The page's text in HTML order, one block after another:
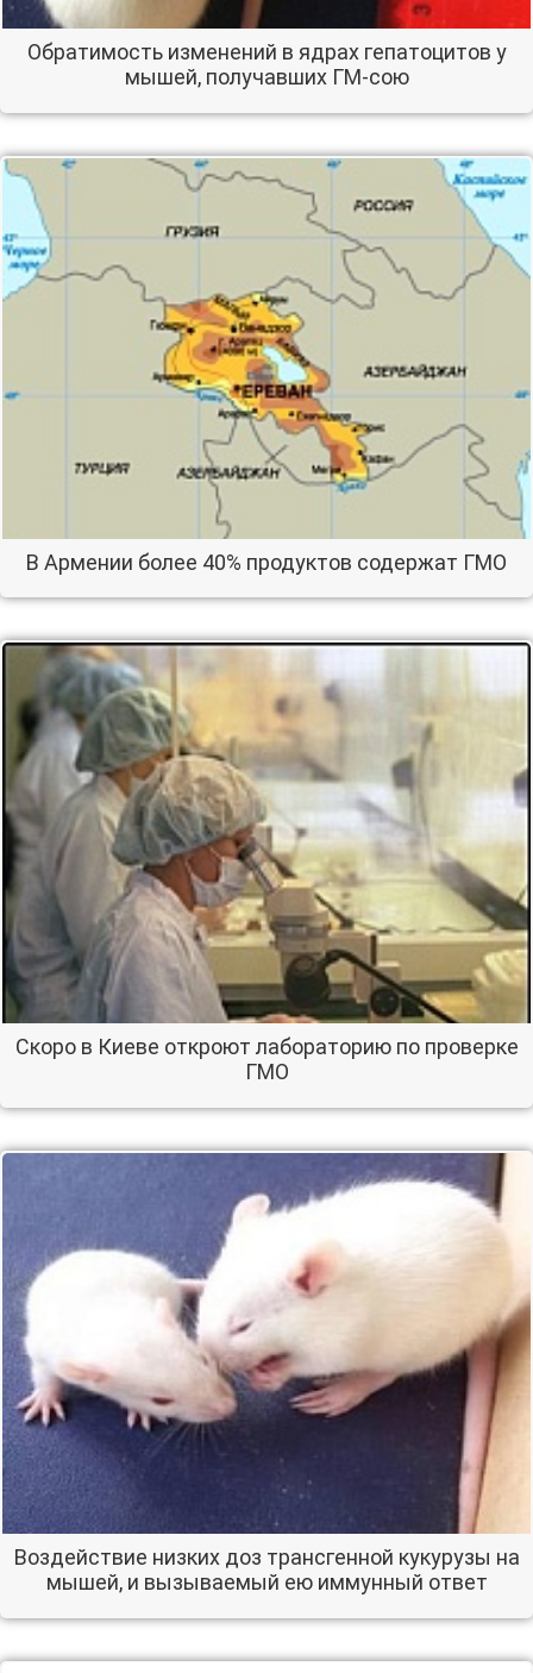
Обратимость изменений в ядрах гепатоцитов у
мышей, получавших ГМ-сою
В Армении более 40% продуктов содержат ГМО
Скоро в Киеве откроют лабораторию по проверке
ГМО
Воздействие низких доз трансгенной кукурузы на
мышей, и вызываемый ею иммунный ответ